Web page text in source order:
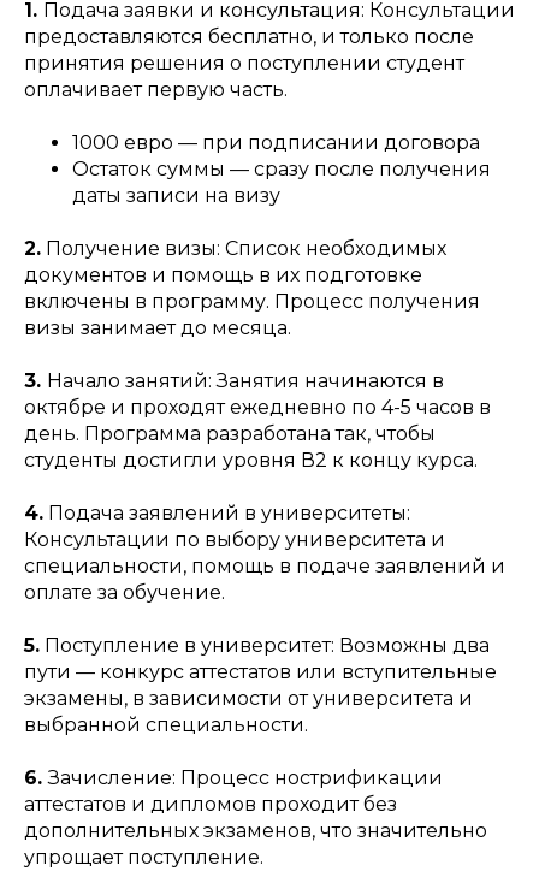
1. Подача заявки и консультация: Консультации
предоставляются бесплатно, и только после
принятия решения о поступлении студент
оплачивает первую часть.
1000 евро — при подписании договора
Остаток суммы — cразу после получения
даты записи на визу
2. Получение визы: Список необходимых
документов и помощь в их подготовке
включены в программу. Процесс получения
визы занимает до месяца.
3. Начало занятий: Занятия начинаются в
октябре и проходят ежедневно по 4-5 часов в
день. Программа разработана так, чтобы
студенты достигли уровня В2 к концу курса.
4. Подача заявлений в университеты:
Консультации по выбору университета и
специальности, помощь в подаче заявлений и
оплате за обучение.
5. Поступление в университет: Возможны два
пути — конкурс аттестатов или вступительные
экзамены, в зависимости от университета и
выбранной специальности.
6.Зачисление: Процесс нострификации
аттестатов и дипломов проходит без
дополнительных экзаменов, что значительно
упрощает поступление.